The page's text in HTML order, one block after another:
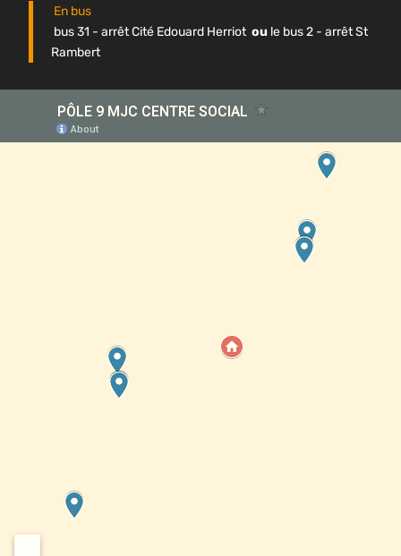
En bus
bus 31 - arrêt Cité Edouard Herriot ou le bus 2 - arrêt St
Rambert